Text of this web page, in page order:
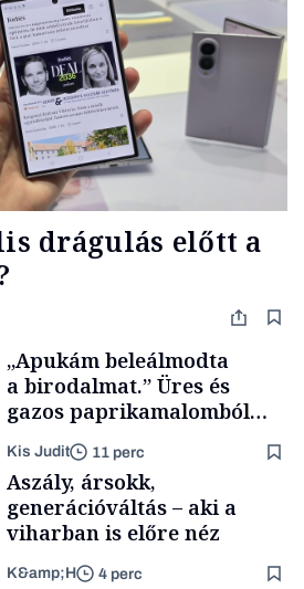
drágulás előtt a
„Apukám beleálmodta
a birodalmat.” Üres és
gazos paprikamalomból
lett az igazi családi
fűszersztori
Kis Judit 11 perc
Aszály, ársokk,
generációváltás – aki a
viharban is előre néz
K&amp;H 4 perc